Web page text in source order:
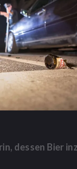
dessen Bier